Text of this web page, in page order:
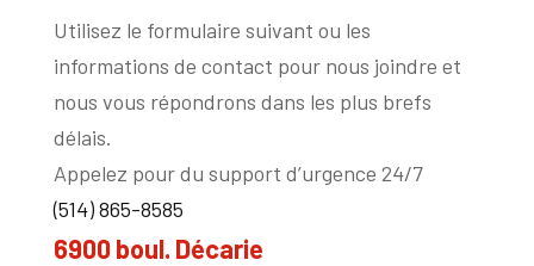
Utilisez le formulaire suivant ou les
informations de contact pour nous joindre et
nous vous répondrons dans les plus brefs
délais.
Appelez pour du support d’urgence 24/7
(514) 865-8585
6900 boul. Décarie